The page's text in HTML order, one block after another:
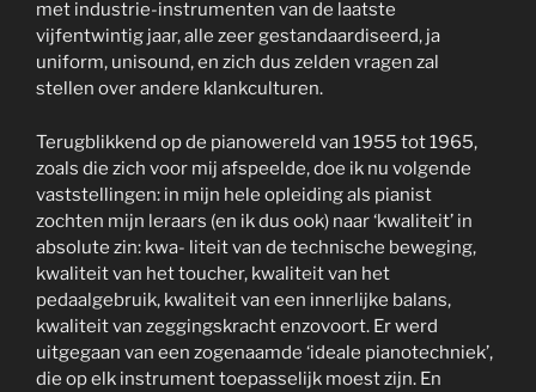
met industrie-instrumenten van de laatste
vijfentwintig jaar, alle zeer gestandaardiseerd, ja
uniform, unisound, en zich dus zelden vragen zal
stellen over andere klankculturen.
Terugblikkend op de pianowereld van 1955 tot 1965,
zoals die zich voor mij afspeelde, doe ik nu volgende
vaststellingen: in mijn hele opleiding als pianist
zochten mijn leraars (en ik dus ook) naar ‘kwaliteit’ in
absolute zin: kwa- liteit van de technische beweging,
kwaliteit van het toucher, kwaliteit van het
pedaalgebruik, kwaliteit van een innerlijke balans,
kwaliteit van zeggingskracht enzovoort. Er werd
uitgegaan van een zogenaamde ‘ideale pianotechniek’,
die op elk instrument toepasselijk moest zijn. En